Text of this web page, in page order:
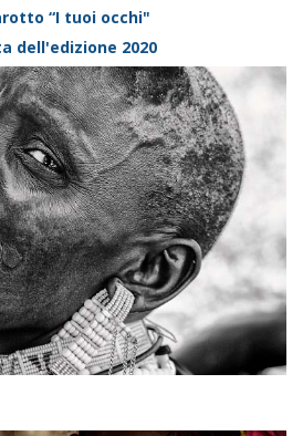
“I tuoi occhi"
dell'edizione 2020